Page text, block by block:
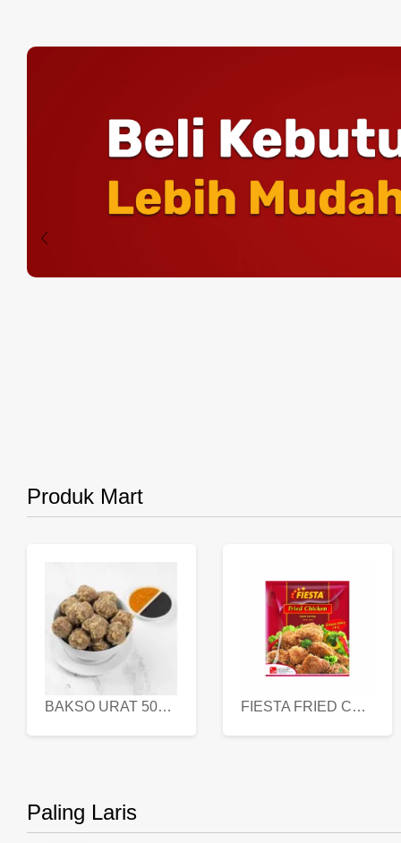
Produk Mart
BAKSO URAT 500 GR FIESTA FRIED CHICKEN 500 GR
Paling Laris